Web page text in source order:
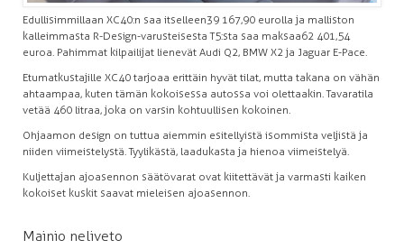
Edullisimmillaan XC40:n saa itselleen 39 167,90 eurolla ja malliston
kalleimmasta R-Design-varusteisesta T5:sta saa maksaa 62 401,54
euroa. Pahimmat kilpailijat lienevät Audi Q2, BMW X2 ja Jaguar E-Pace.
Etumatkustajille XC40 tarjoaa erittäin hyvät tilat, mutta takana on vähän
ahtaampaa, kuten tämän kokoisessa autossa voi olettaakin. Tavaratila
vetää 460 litraa, joka on varsin kohtuullisen kokoinen.
Ohjaamon design on tuttua aiemmin esitellyistä isommista veljistä ja
niiden viimeistelystä. Tyylikästä, laadukasta ja hienoa viimeistelyä.
Kuljettajan ajoasennon säätövarat ovat kiitettävät ja varmasti kaiken
kokoiset kuskit saavat mieleisen ajoasennon.
Mainio neliveto